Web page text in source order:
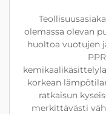
olemassa olevan
huoltoa vuotujen
korkean
ratkaisun
merkittävästi